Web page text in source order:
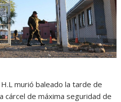
murió baleado la tarde de
cárcel de máxima seguridad de